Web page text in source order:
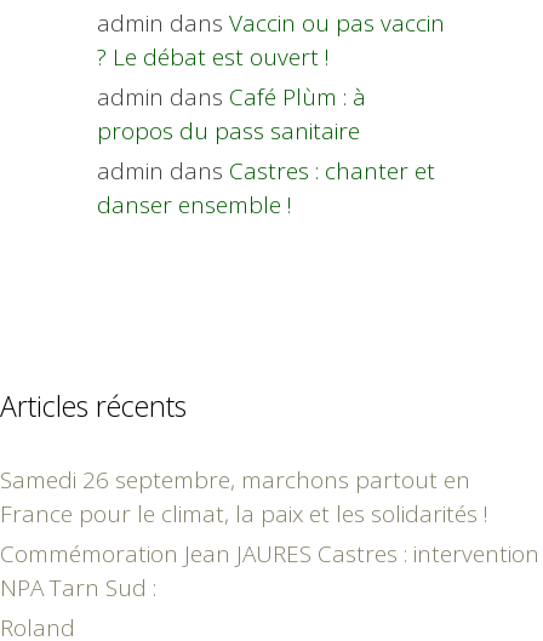
admin dans Vaccin ou pas vaccin
? Le débat est ouvert !
admin dans Café Plùm : à
propos du pass sanitaire
admin dans Castres : chanter et
danser ensemble !
Articles récents
Samedi 26 septembre, marchons partout en
France pour le climat, la paix et les solidarités !
Commémoration Jean JAURES Castres : intervention
NPA Tarn Sud :
Roland